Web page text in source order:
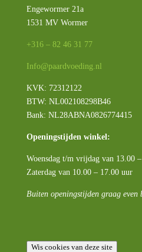
Engewormer 21a
1531 MV Wormer
+316 – 82 46 31 77
Info@paardvoeding.nl
KVK: 72312122
BTW: NL002108298B46
Bank: NL28ABNA0826774415
Openingstijden winkel:
Woensdag t/m vrijdag van 13.00
Zaterdag van 10.00 – 17.00 uur
Buiten openingstijden graag even
Wis cookies van deze site